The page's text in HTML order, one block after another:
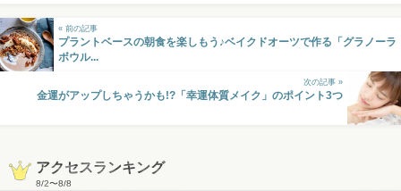
« 前の記事
プラントベースの朝食を楽しもう♪ベイクドオーツで作る「グラノーラ
ボウル...
次の記事 »
金運がアップしちゃうかも!?「幸運体質メイク」のポイント3つ
アクセスランキング
8/2〜8/8